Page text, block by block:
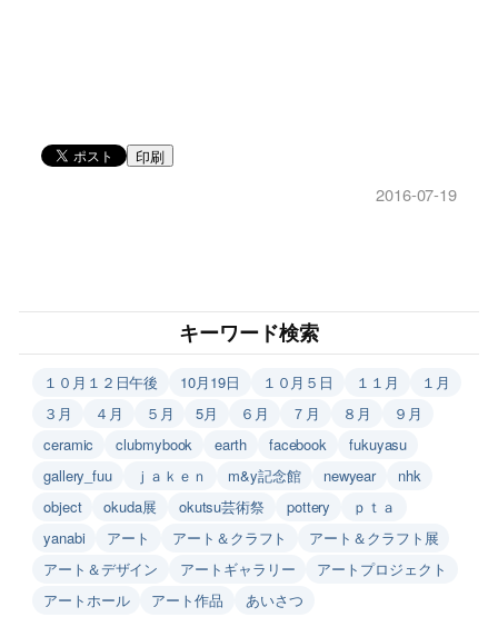
印刷
2016-07-19
キーワード検索
１０月１２日午後 10月19日 １０月５日 １１月
１月
３月
４月 ５月 5月 ６月 ７月 ８月
９月
ceramic
clubmybook earth facebook
fukuyasu
gallery_fuu
ｊａｋｅｎ m&y記念館 newyear
nhk
object
okuda展 okutsu芸術祭 pottery
ｐｔａ
yanabi
アート アート＆クラフト
アート＆クラフト展
アート＆デザイン
アートギャラリー
アートプロジェクト
アートホール
アート作品 あいさつ